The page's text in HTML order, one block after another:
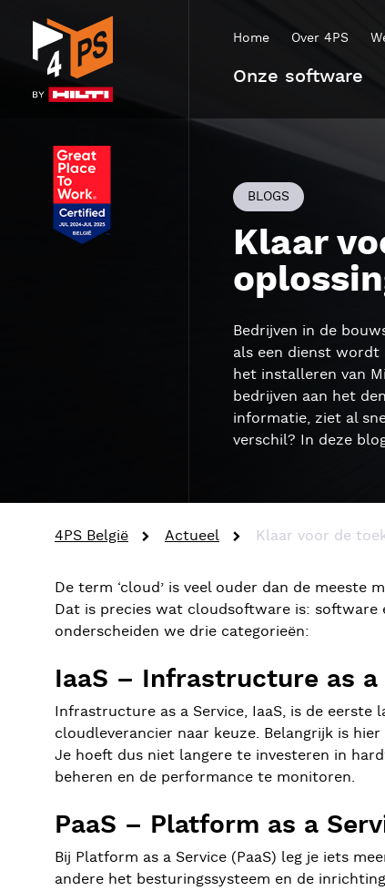
Home Over 4PS
Onze software
BLOGS
Klaar
Bedrijven in de
als een dienst wordt
het installeren van
bedrijven aan het
informatie, ziet al
verschil? In deze
4PS België Actueel Klaar voor de
De term ‘cloud’ is veel ouder dan de
Dat is precies wat cloudsoftware is:
onderscheiden we drie categorieën:
IaaS – Infrastructure as a
Infrastructure as a Service, IaaS, is de
cloudleverancier naar keuze. Belangrijk is
Je hoeft dus niet langere te investeren in
beheren en de performance te monitoren.
PaaS – Platform as a
Bij Platform as a Service (PaaS) leg je iets
andere het besturingssysteem en de